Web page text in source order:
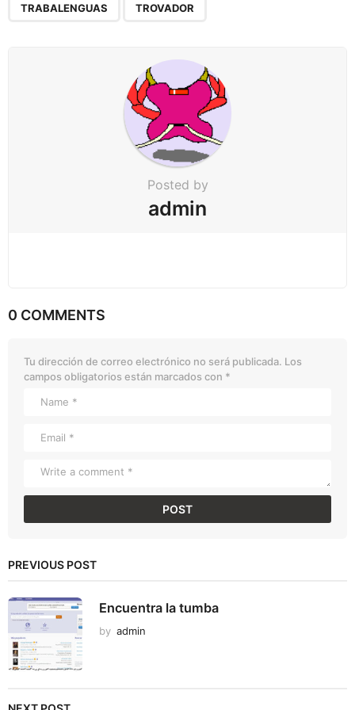
TRABALENGUAS TROVADOR
Posted by
admin
0 COMMENTS
Tu dirección de correo electrónico no será publicada. Los
campos obligatorios están marcados con *
PREVIOUS POST
Encuentra la tumba
by admin